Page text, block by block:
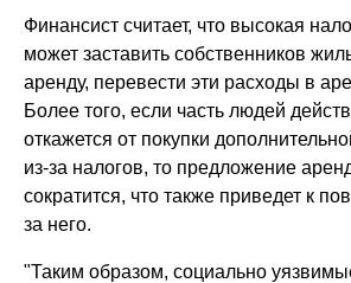
Финансист считает, что высокая
может заставить собственников
аренду, перевести эти расходы в
Более того, если часть людей
откажется от покупки
из-за налогов, то предложение
сократится, что также приведет к
за него.
"Таким образом, социально